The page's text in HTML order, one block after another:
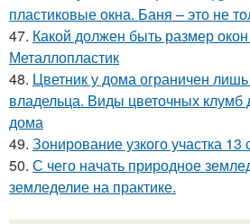
пластиковые окна. Баня – это не
47. Какой должен быть размер
Металлопластик
48. Цветник у дома ограничен
владельца. Виды цветочных клумб
дома
49. Зонирование узкого участка
50. С чего начать природное
земледелие на практике.